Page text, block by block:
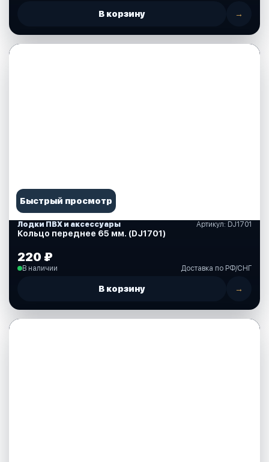
В корзину →
Быстрый просмотр
Лодки ПВХ и аксессуары Артикул: DJ1701
Кольцо переднее 65 мм. (DJ1701)
220 ₽
В наличии Доставка по РФ/СНГ
В корзину →